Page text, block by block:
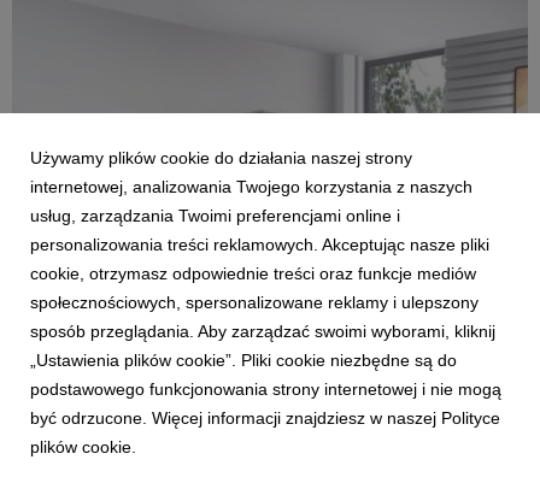
KOLEKCJA KATANIA -SZCZEGÓŁY MAJĄ
ZNACZENIE
21 czerwca 2016
Używamy plików cookie do działania naszej strony
internetowej, analizowania Twojego korzystania z naszych
usług, zarządzania Twoimi preferencjami online i
personalizowania treści reklamowych. Akceptując nasze pliki
cookie, otrzymasz odpowiednie treści oraz funkcje mediów
społecznościowych, spersonalizowane reklamy i ulepszony
sposób przeglądania. Aby zarządzać swoimi wyborami, kliknij
„Ustawienia plików cookie”. Pliki cookie niezbędne są do
podstawowego funkcjonowania strony internetowej i nie mogą
być odrzucone. Więcej informacji znajdziesz w naszej Polityce
plików cookie.